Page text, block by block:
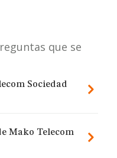
que se
Sociedad
Mako Telecom